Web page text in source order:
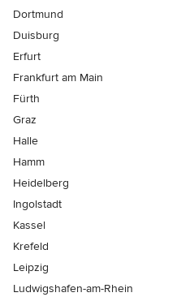
Dortmund
Duisburg
Erfurt
Frankfurt am Main
Fürth
Graz
Halle
Hamm
Heidelberg
Ingolstadt
Kassel
Krefeld
Leipzig
Ludwigshafen-am-Rhein